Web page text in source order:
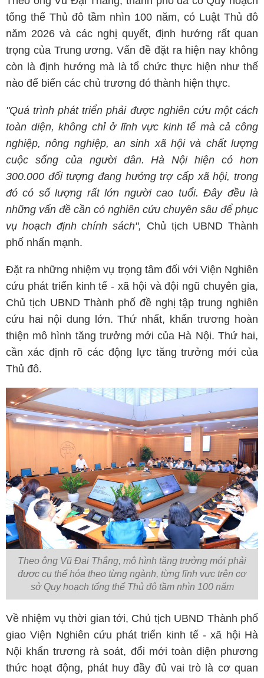
tổng thể Thủ đô tầm nhìn 100 năm, có Luật Thủ đô
năm 2026 và các nghị quyết, định hướng rất quan
trọng của Trung ương. Vấn đề đặt ra hiện nay không
còn là định hướng mà là tổ chức thực hiện như thế
nào để biến các chủ trương đó thành hiện thực.
"Quá trình phát triển phải được nghiên cứu một cách
toàn diện, không chỉ ở lĩnh vực kinh tế mà cả công
nghiệp, nông nghiệp, an sinh xã hội và chất lượng
cuộc sống của người dân. Hà Nội hiện có hơn
300.000 đối tượng đang hưởng trợ cấp xã hội, trong
đó có số lượng rất lớn người cao tuổi. Đây đều là
những vấn đề cần có nghiên cứu chuyên sâu để phục
vụ hoạch định chính sách", Chủ tịch UBND Thành
phố nhấn mạnh.
Đặt ra những nhiệm vụ trọng tâm đối với Viện Nghiên
cứu phát triển kinh tế - xã hội và đội ngũ chuyên gia,
Chủ tịch UBND Thành phố đề nghị tập trung nghiên
cứu hai nội dung lớn. Thứ nhất, khẩn trương hoàn
thiện mô hình tăng trưởng mới của Hà Nội. Thứ hai,
cần xác định rõ các động lực tăng trưởng mới của
Thủ đô.
Theo ông Vũ Đại Thắng, mô hình tăng trưởng mới phải
được cụ thể hóa theo từng ngành, từng lĩnh vực trên cơ
sở Quy hoạch tổng thể Thủ đô tầm nhìn 100 năm
Về nhiệm vụ thời gian tới, Chủ tịch UBND Thành phố
giao Viện Nghiên cứu phát triển kinh tế - xã hội Hà
Nội khẩn trương rà soát, đổi mới toàn diện phương
thức hoạt động, phát huy đầy đủ vai trò là cơ quan